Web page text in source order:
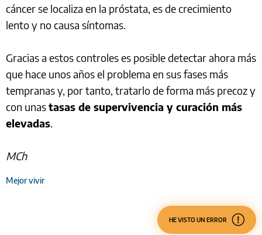
cáncer se localiza en la próstata, es de crecimiento
lento y no causa síntomas.
Gracias a estos controles es posible detectar ahora más
que hace unos años el problema en sus fases más
tempranas y, por tanto, tratarlo de forma más precoz y
con unastasas de supervivencia y curación más
elevadas.
MCh
Mejor vivir
HE VISTO UN ERROR